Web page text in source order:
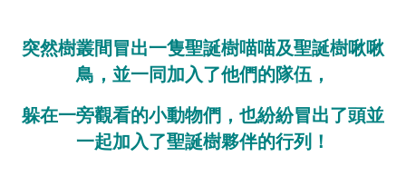
突然樹叢間冒出一隻聖誕樹喵喵及聖誕樹啾啾
鳥，並一同加入了他們的隊伍，
躲在一旁觀看的小動物們，也紛紛冒出了頭並
一起加入了聖誕樹夥伴的行列！